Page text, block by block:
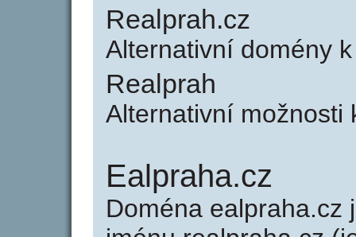
Realprah.cz
Alternativní domény
Realprah
Alternativní možnosti
Ealpraha.cz
Doména ealpraha.cz